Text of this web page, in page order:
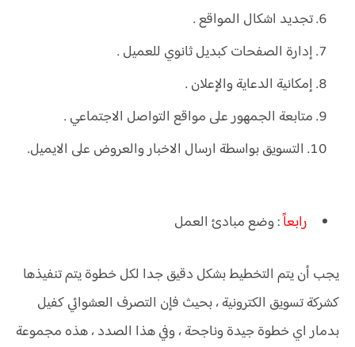
تجديد اشكال المواقع .
إدارة الصفحات كبديل ثانوي للعميل .
إمكانية الدعاية والإعلان .
متابعة الجمهور على مواقع التواصل الاجتماعي .
التسويق بواسطة ارسال الاخبار والعروض على الايميل.
رابعاً: وضع مبادئ العمل
يجب أن يتم التخطيط بشكل دقيق جدا لكل خطوة يتم تنفيذها
كشركة تسويق الكترونية ، بحيث فإن التصرف العشوائي كفيل
بدمار اي خطوة جيدة وناجحة ، وفي هذا الصدد ، هذه مجموعة